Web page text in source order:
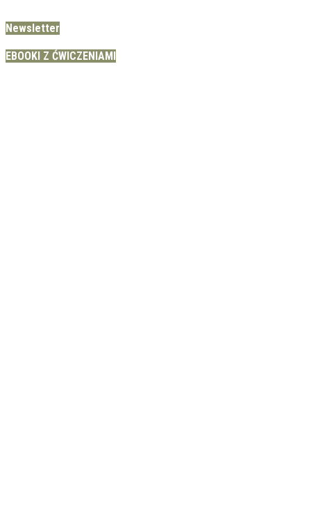
Newsletter
EBOOKI Z ĆWICZENIAMI